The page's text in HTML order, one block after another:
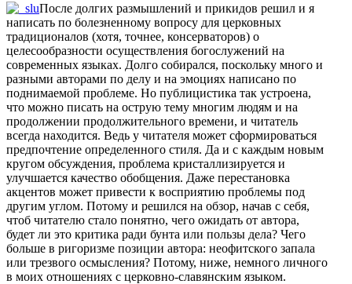
После долгих размышлений и прикидов решил и я
написать по болезненному вопросу для церковных
традиционалов (хотя, точнее, консерваторов) о
целесообразности осуществления богослужений на
современных языках. Долго собирался, поскольку много и
разными авторами по делу и на эмоциях написано по
поднимаемой проблеме. Но публицистика так устроена,
что можно писать на острую тему многим людям и на
продолжении продолжительного времени, и читатель
всегда находится. Ведь у читателя может сформироваться
предпочтение определенного стиля. Да и с каждым новым
кругом обсуждения, проблема кристаллизируется и
улучшается качество обобщения. Даже перестановка
акцентов может привести к восприятию проблемы под
другим углом. Потому и решился на обзор, начав с себя,
чтоб читателю стало понятно, чего ожидать от автора,
будет ли это критика ради бунта или пользы дела? Чего
больше в ригоризме позиции автора: неофитского запала
или трезвого осмысления? Потому, ниже, немного личного
в моих отношениях с церковно-славянским языком.